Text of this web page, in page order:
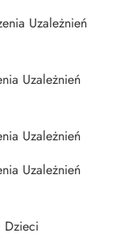
Uzależnień
Uzależnień
Uzależnień
Uzależnień
Dzieci